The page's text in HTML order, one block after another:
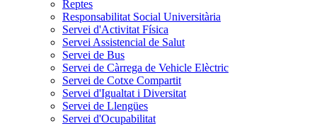
Reptes
Responsabilitat Social Universitària
Servei d'Activitat Física
Servei Assistencial de Salut
Servei de Bus
Servei de Càrrega de Vehicle Elèctric
Servei de Cotxe Compartit
Servei d'Igualtat i Diversitat
Servei de Llengües
Servei d'Ocupabilitat